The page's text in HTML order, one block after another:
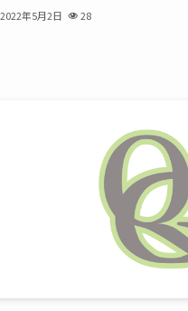
2022年5月2日 28